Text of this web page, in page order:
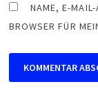
NAME, E-MAIL-
BROWSER FÜR